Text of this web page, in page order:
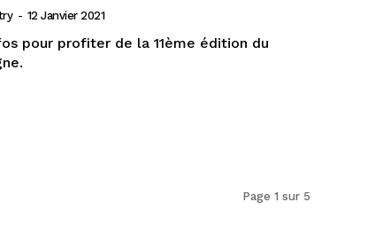
- 12 Janvier 2021
pour profiter de la 11ème édition du
Page 1 sur 5